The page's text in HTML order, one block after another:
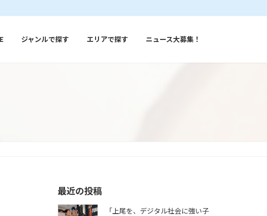
ジャンルで探す エリアで探す ニュース大募集！
最近の投稿
「上尾を、デジタル社会に強い子